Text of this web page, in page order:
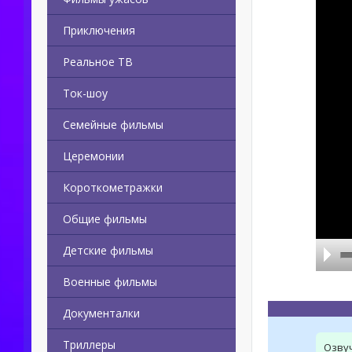
Приключения
Реальное ТВ
Ток-шоу
Семейные фильмы
Церемонии
Короткометражки
Общие фильмы
Детские фильмы
Военные фильмы
Документалки
Триллеры